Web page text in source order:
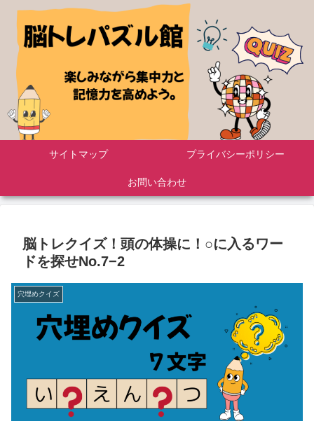
サイトマップ プライバシーポリシー
お問い合わせ
脳トレクイズ！頭の体操に！○に入るワー
ドを探せNo.7−2
穴埋めクイズ